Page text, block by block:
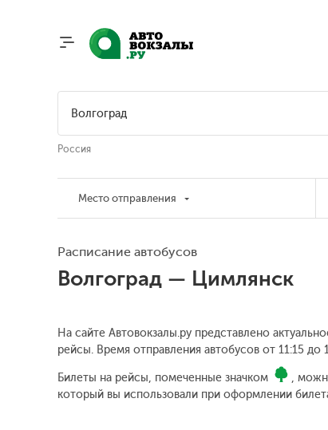
Россия
Место отправления
Расписание автобусов
Волгоград — Цимлянск
На сайте Автовокзалы.ру представлено
рейсы. Время отправления автобусов от 11:15 до
Билеты на рейсы, помеченные значком
,
который вы использовали при оформлении